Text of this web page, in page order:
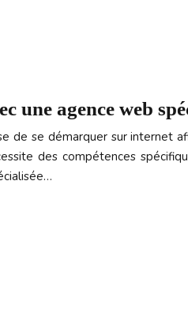
une agence web
de se démarquer sur internet
des compétences